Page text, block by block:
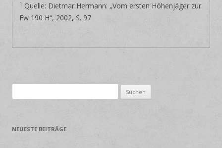
1 Quelle: Dietmar Hermann: „Vom ersten Höhenjäger zur
Fw 190 H“, 2002, S. 97
nach:
NEUESTE BEITRÄGE